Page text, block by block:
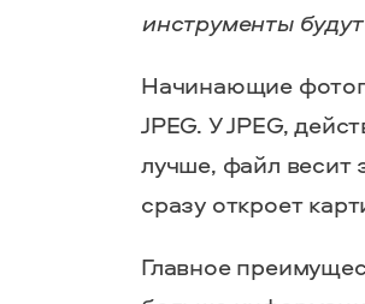
инструменты
Начинающие
JPEG. У JPEG,
лучше, файл весит
сразу откроет
Главное